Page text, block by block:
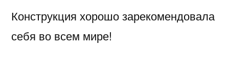
Конструкция хорошо зарекомендовала
себя во всем мире!